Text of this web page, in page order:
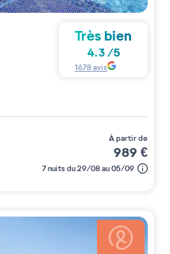
Très bien
4.3/5
1678avis
à partir de
989 €
7 nuits du 29/08 au 05/09